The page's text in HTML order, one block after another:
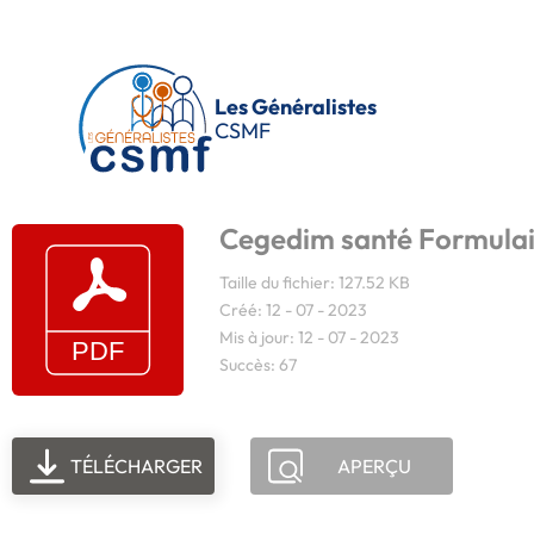
Les Généralistes
CSMF
Cegedim santé
Taille du fichier: 127.52 KB
Créé: 12 - 07 - 2023
Mis à jour: 12 - 07 - 2023
Succès: 67
TÉLÉCHARGER APERÇU